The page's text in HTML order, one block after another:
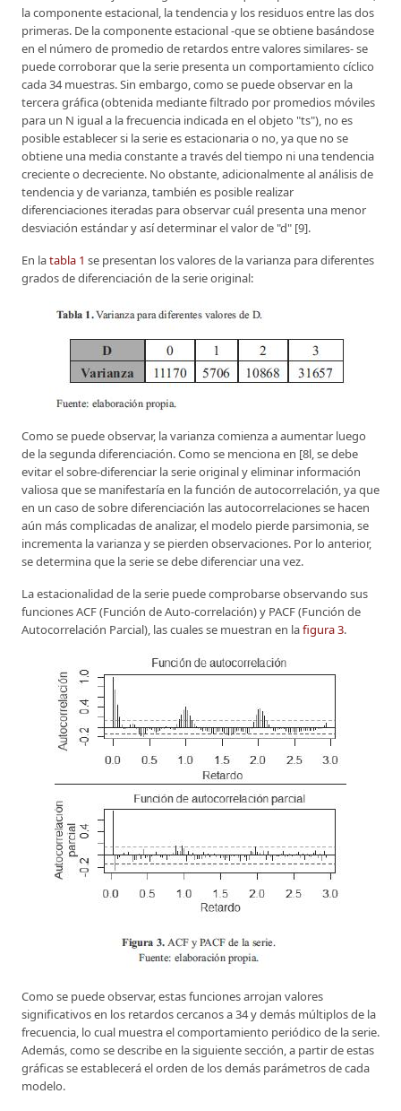
la componente estacional, la tendencia y los residuos entre las dos
primeras. De la componente estacional -que se obtiene basándose
en el número de promedio de retardos entre valores similares- se
puede corroborar que la serie presenta un comportamiento cíclico
cada 34 muestras. Sin embargo, como se puede observar en la
tercera gráfica (obtenida mediante filtrado por promedios móviles
para un N igual a la frecuencia indicada en el objeto "ts"), no es
posible establecer si la serie es estacionaria o no, ya que no se
obtiene una media constante a través del tiempo ni una tendencia
creciente o decreciente. No obstante, adicionalmente al análisis de
tendencia y de varianza, también es posible realizar
diferenciaciones iteradas para observar cuál presenta una menor
desviación estándar y así determinar el valor de "d" [9].
En latabla 1 se presentan los valores de la varianza para diferentes
grados de diferenciación de la serie original:
Como se puede observar, la varianza comienza a aumentar luego
de la segunda diferenciación. Como se menciona en [8l, se debe
evitar el sobre-diferenciar la serie original y eliminar información
valiosa que se manifestaría en la función de autocorrelación, ya que
en un caso de sobre diferenciación las autocorrelaciones se hacen
aún más complicadas de analizar, el modelo pierde parsimonia, se
incrementa la varianza y se pierden observaciones. Por lo anterior,
se determina que la serie se debe diferenciar una vez.
La estacionalidad de la serie puede comprobarse observando sus
funciones ACF (Función de Auto-correlación) y PACF (Función de
Autocorrelación Parcial), las cuales se muestran en lafigura 3.
Como se puede observar, estas funciones arrojan valores
significativos en los retardos cercanos a 34 y demás múltiplos de la
frecuencia, lo cual muestra el comportamiento periódico de la serie.
Además, como se describe en la siguiente sección, a partir de estas
gráficas se establecerá el orden de los demás parámetros de cada
modelo.